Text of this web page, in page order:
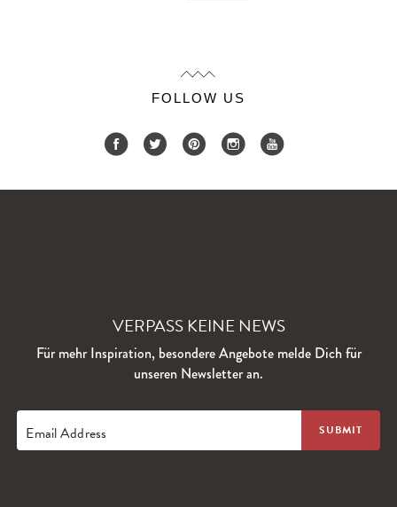
FOLLOW US
VERPASS KEINE NEWS
Für mehr Inspiration, besondere Angebote melde Dich für
unseren Newsletter an.
Email Address